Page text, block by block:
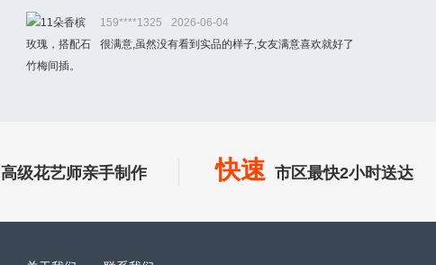
159****1325
2026-06-04
很满意,虽然没有看到实品的样子,女友满意喜欢就好了
高级花艺师亲手制作 快速 市区最快2小时送达